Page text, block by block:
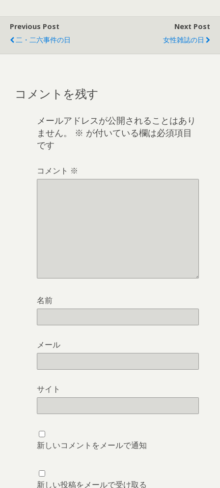
Previous Post
二・二六事件の日
Next Post
女性雑誌の日
コメントを残す
メールアドレスが公開されることはあり
ません。
※ が付いている欄は必須項目
です
コメント ※
名前
メール
サイト
新しいコメントをメールで通知
新しい投稿をメールで受け取る